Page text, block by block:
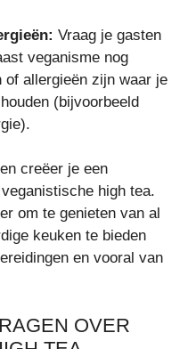
Vraag je gasten
veganisme nog
of allergieën zijn waar je
(bijvoorbeeld
creëer je een
high tea.
om te genieten van al
keuken te bieden
en vooral van
OVER